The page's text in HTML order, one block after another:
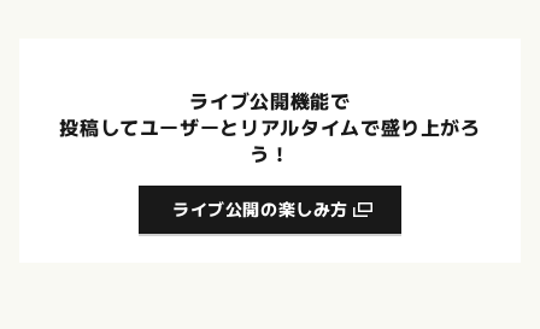
ライブ公開機能で
投稿してユーザーとリアルタイムで盛り上がろ
う！
ライブ公開の楽しみ方